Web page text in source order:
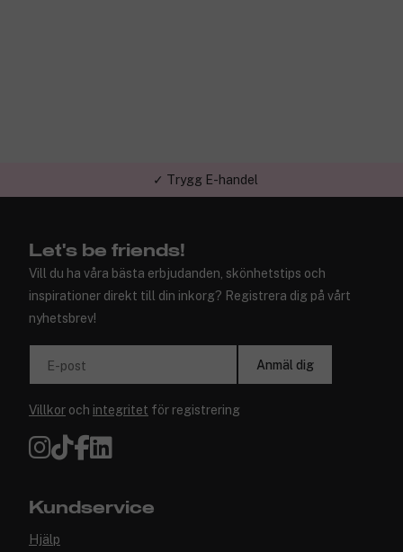
✓ Trygg E-handel
Let's be friends!
Vill du ha våra bästa erbjudanden, skönhetstips och
inspirationer direkt till din inkorg? Registrera dig på vårt
nyhetsbrev!
E-post Anmäl dig
Villkor och integritet för registrering
Kundservice
Hjälp